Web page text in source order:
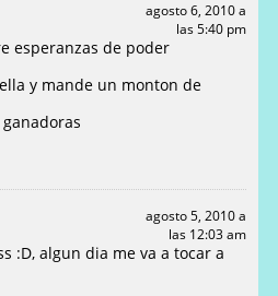
agosto 6, 2010 a
las 5:40 pm
esperanzas de poder
y mande un monton de
agosto 5, 2010 a
las 12:03 am
:D, algun dia me va a tocar a